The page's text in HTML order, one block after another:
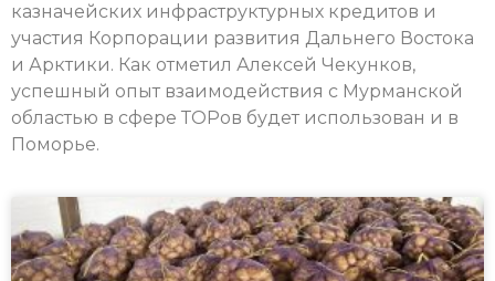
казначейских инфраструктурных кредитов и
участия Корпорации развития Дальнего Востока
и Арктики. Как отметил Алексей Чекунков,
успешный опыт взаимодействия с Мурманской
областью в сфере ТОРов будет использован и в
Поморье.